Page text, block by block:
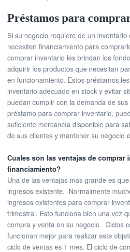
Préstamos para
Si su negocio requiere de un
necesiten financiamiento para
comprar inventario les brindan los
adquirir los productos que necesitan
en funcionamiento. Estos préstamos
inventario adecuado en stock y evitar
puedan cumplir con la demanda de
préstamo para comprar inventario,
suficiente mercancía disponible para
de sus clientes y mantener su negocio
Cuales son las ventajas de comprar
financiamiento?
Una de las ventajas mas grande es
ingresos existente. Normalmente
ingresos existentes para comprar
trimestral. Esto funciona bien una vez
compra y venta en su negocio. Ciclos
funcionan mejor para realizar este
ciclo de ventas es 1 mes. El ciclo de